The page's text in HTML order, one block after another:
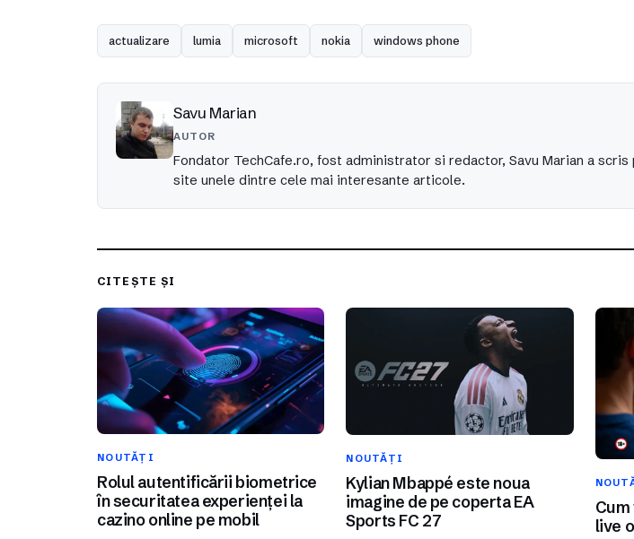
actualizare lumia microsoft nokia windows phone
Savu Marian
AUTOR
Fondator TechCafe.ro, fost administrator si redactor, Savu Marian a scris
site unele dintre cele mai interesante articole.
CITEȘTE ȘI
NOUTĂȚI
Rolul autentificării biometrice
în securitatea experienței la
cazino online pe mobil
NOUTĂȚI
Kylian Mbappé este noua
imagine de pe coperta EA
Sports FC 27
live